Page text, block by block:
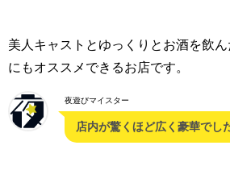
美人キャストとゆっくりとお酒を飲
にもオススメできるお店です。
夜遊びマイスター
店内が驚くほど広く豪華でし